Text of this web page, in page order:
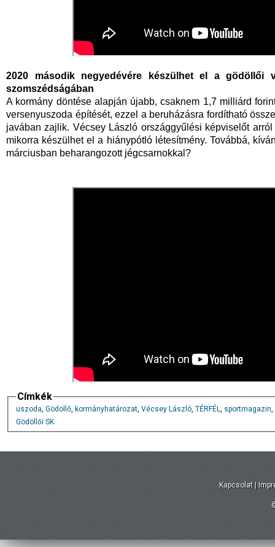
2020 második negyedévére készülhet el a gödöllői
szomszédságában
A kormány döntése alapján újabb, csaknem 1,7 milliárd
versenyuszoda építését, ezzel a beruházásra fordítható
javában zajlik. Vécsey László országgyűlési képviselőt
mikorra készülhet el a hiánypótló létesítmény. Továbbá,
márciusban beharangozott jégcsarnokkal?
Címkék
uszoda, Gödöllő, kormányhatározat, Vécsey László, TÉRFÉL, sportmagazin,
Gödöllői SK
Kapcsolat |